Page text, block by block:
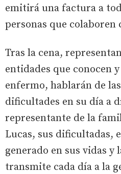
emitirá una factura a
personas que colaboren
Tras la cena,
entidades que conocen
enfermo, hablarán de
dificultades en su día a
representante de la
Lucas, sus dificultadas,
generado en sus vidas y
transmite cada día a la